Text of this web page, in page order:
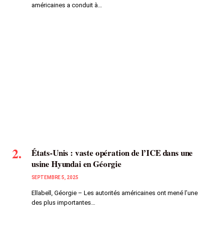
américaines a conduit à…
États-Unis : vaste opération de l’ICE dans une
usine Hyundai en Géorgie
SEPTEMBRE 5, 2025
Ellabell, Géorgie – Les autorités américaines ont mené l’une
des plus importantes…